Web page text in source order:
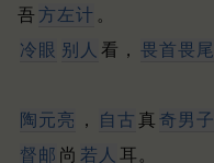
吾 方左计 。
冷眼 别人 看， 畏首畏尾
陶元亮 ， 自古 真 奇男子
督邮 尚 若人 耳。